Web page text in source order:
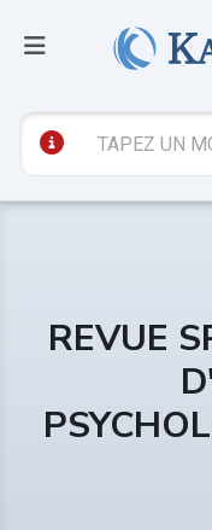
REVUE